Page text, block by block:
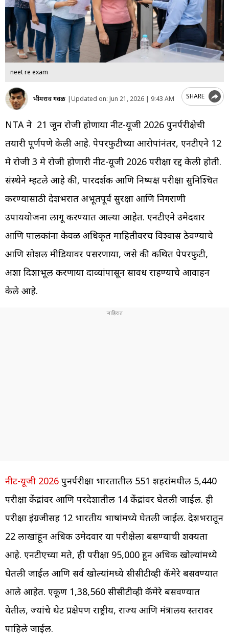
neet re exam
भीमराव गवळी |Updated on: Jun 21, 2026 | 9:43 AM SHARE
NTA ने 21 जून रोजी होणाऱ्या नीट-यूजी 2026 पुनर्परीक्षेची
तयारी पूर्णपणे केली आहे. पेपरफुटीच्या आरोपांनंतर, एनटीएने 12
मे रोजी 3 मे रोजी होणारी नीट-यूजी 2026 परीक्षा रद्द केली होती.
संस्थेने म्हटले आहे की, पारदर्शक आणि निष्पक्ष परीक्षा सुनिश्चित
करण्यासाठी देशभरात अभूतपूर्व सुरक्षा आणि निगराणी
उपाययोजना लागू करण्यात आल्या आहेत. एनटीएने उमेदवार
आणि पालकांना केवळ अधिकृत माहितीवरच विश्वास ठेवण्याचे
आणि सोशल मीडियावर पसरणाऱ्या, जसे की कथित पेपरफुटी,
अशा दिशाभूल करणाऱ्या दाव्यांपासून सावध राहण्याचे आवाहन
केले आहे.
नीट-यूजी 2026 पुनर्परीक्षा भारतातील 551 शहरांमधील 5,440
परीक्षा केंद्रांवर आणि परदेशातील 14 केंद्रांवर घेतली जाईल. ही
परीक्षा इंग्रजीसह 12 भारतीय भाषांमध्ये घेतली जाईल. देशभरातून
22 लाखांहून अधिक उमेदवार या परीक्षेला बसण्याची शक्यता
आहे. एनटीएच्या मते, ही परीक्षा 95,000 हून अधिक खोल्यांमध्ये
घेतली जाईल आणि सर्व खोल्यांमध्ये सीसीटीव्ही कॅमेरे बसवण्यात
आले आहेत. एकूण 1,38,560 सीसीटीव्ही कॅमेरे बसवण्यात
येतील, ज्यांचे थेट प्रक्षेपण राष्ट्रीय, राज्य आणि मंत्रालय स्तरावर
पाहिले जाईल.